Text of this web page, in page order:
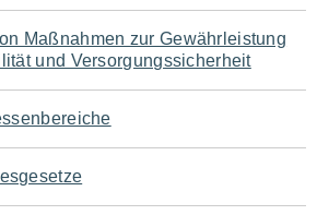
Maßnahmen zur Gewährleistung
und Versorgungssicherheit